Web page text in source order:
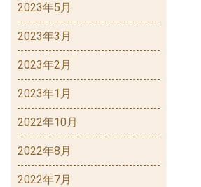
2023年5月
2023年3月
2023年2月
2023年1月
2022年10月
2022年8月
2022年7月